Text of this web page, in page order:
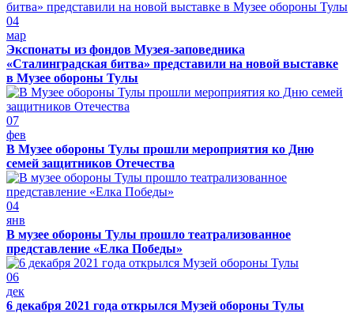
04
мар
Экспонаты из фондов Музея-заповедника
«Сталинградская битва» представили на новой выставке
в Музее обороны Тулы
07
фев
В Музее обороны Тулы прошли мероприятия ко Дню
семей защитников Отечества
04
янв
В музее обороны Тулы прошло театрализованное
представление «Елка Победы»
06
дек
6 декабря 2021 года открылся Музей обороны Тулы